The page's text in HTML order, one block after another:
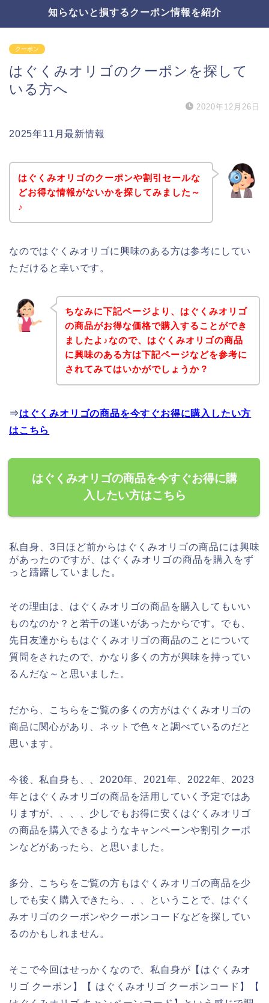
知らないと損するクーポン情報を紹介
クーポン
はぐくみオリゴのクーポンを探して
いる方へ
2020年12月26日
2025年11月最新情報
はぐくみオリゴのクーポンや割引セールな
どお得な情報がないかを探してみました～
♪
なのではぐくみオリゴに興味のある方は参考にしてい
ただけると幸いです。
ちなみに下記ページより、はぐくみオリゴ
の商品がお得な価格で購入することができ
ましたよ♪なので、はぐくみオリゴの商品
に興味のある方は下記ページなどを参考に
されてみてはいかがでしょうか？
⇒はぐくみオリゴの商品を今すぐお得に購入したい方
はこちら
はぐくみオリゴの商品を今すぐお得に購
入したい方はこちら
私自身、3日ほど前からはぐくみオリゴの商品には興味
があったのですが、はぐくみオリゴの商品を購入をず
っと躊躇していました。
その理由は、はぐくみオリゴの商品を購入してもいい
ものなのか？と若干の迷いがあったからです。でも、
先日友達からもはぐくみオリゴの商品のことについて
質問をされたので、かなり多くの方が興味を持ってい
るんだな～と思いました。
だから、こちらをご覧の多くの方がはぐくみオリゴの
商品に関心があり、ネットで色々と調べているのだと
思います。
今後、私自身も、、2020年、2021年、2022年、2023
年とはぐくみオリゴの商品を活用していく予定ではあ
りますが、、、、少しでもお得に安くはぐくみオリゴ
の商品を購入できるようなキャンペーンや割引クーポ
ンなどがあったら、と思いました。
多分、こちらをご覧の方もはぐくみオリゴの商品を少
しでも安く購入できたら、、、ということで、はぐく
みオリゴのクーポンやクーポンコードなどを探してい
るのかもしれません。
そこで今回はせっかくなので、私自身が【はぐくみオ
リゴ クーポン】【 はぐくみオリゴ クーポンコード】【